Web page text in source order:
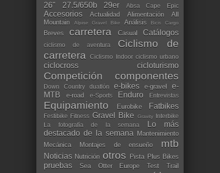
26" 27.5/650b 29er Absa Cape Epic
Accesorios Actualidad Alimentación
All
Mountain
Alpine Gravel Bike Análisis Bicis Cargo
Breves carretera Casual Catálogos
ciclismo de aventura
Ciclismo de
carretera
Ciclismo Indoor ciclismo urbano
ciclocross cicloturismo
Competición componentes
Down Country duatlón e-bikes e-gravel
e-
MTB
e-road e-Sports Enduro Entrevistas
Equipamiento Eurobike Fatbikes
Festibike Fitness Gravel Bike Gravity Interbike
La fotografía de la semana
Lo más
destacado de la semana Mantenimiento
Mecánica
Montajes de ensueño mtb
Noticias Nutrición otros Pista Plus Bikes
pruebas Sea Otter Europe Test Trail